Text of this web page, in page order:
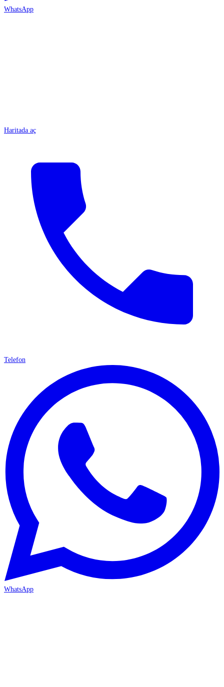
WhatsApp
Haritada aç
Telefon
WhatsApp